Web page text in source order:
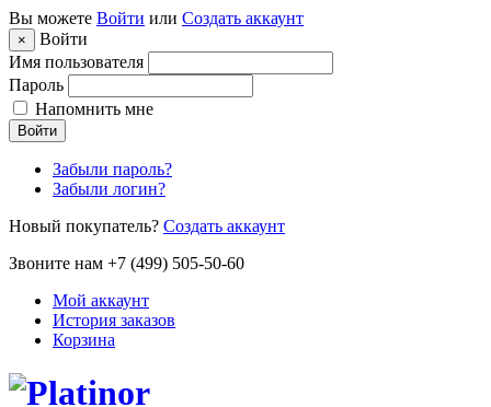
Вы можете Войти или Создать аккаунт
×
Войти
Имя пользователя
Пароль
Напомнить мне
Войти
Забыли пароль?
Забыли логин?
Новый покупатель? Создать аккаунт
Звоните нам +7 (499) 505-50-60
Мой аккаунт
История заказов
Корзина